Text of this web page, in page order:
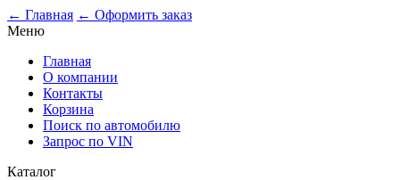
← Главная ← Оформить заказ
Меню
Главная
О компании
Контакты
Корзина
Поиск по автомобилю
Запрос по VIN
Каталог